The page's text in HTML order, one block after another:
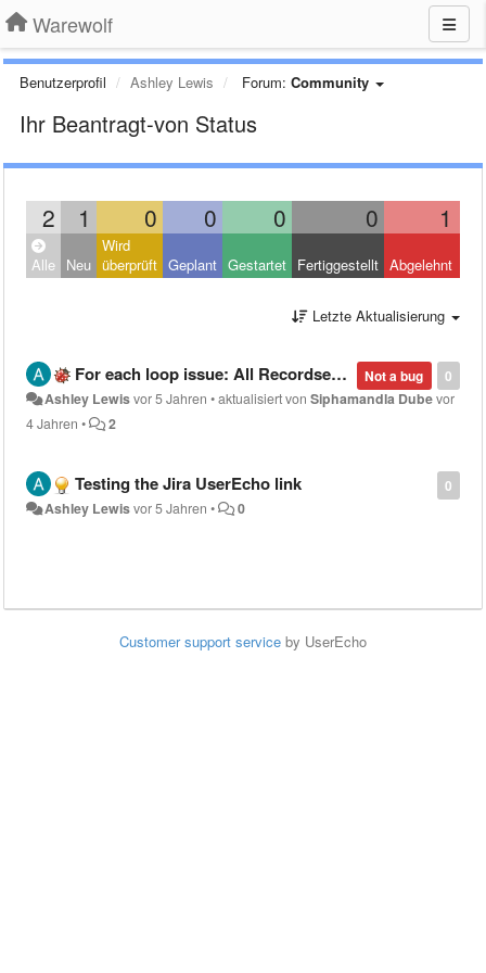
Warewolf
Benutzerprofil Ashley Lewis Forum: Community
Ihr Beantragt-von Status
2 1 0 0 0 0 1
Alle Neu
Wird
überprüft Geplant Gestartet Fertiggestellt Abgelehnt
Letzte Aktualisierung
0
Not a bug
For each loop issue: All Recordset index values not passing into child workflow
Ashley Lewisvor 5 Jahren •aktualisiert vonSiphamandla Dubevor
4 Jahren • 2
0
Testing the Jira UserEcho link
Ashley Lewisvor 5 Jahren • 0
Customer support service by UserEcho